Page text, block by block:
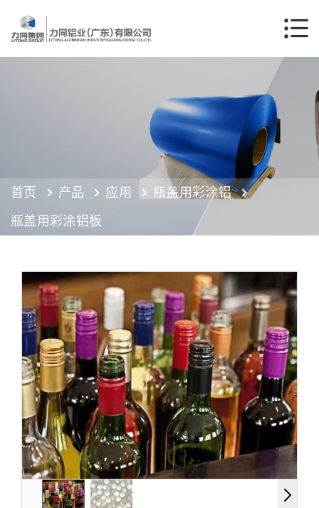
首页 产品 应用
瓶盖用彩涂铝
瓶盖用彩涂铝板